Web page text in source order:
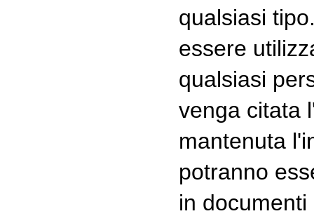
qualsiasi
essere
qualsiasi
venga citata
mantenuta
potranno
in